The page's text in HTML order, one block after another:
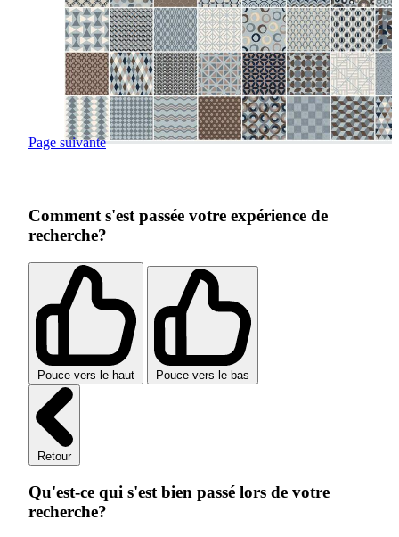
Page suivante
Comment s'est passée votre expérience de
recherche?
Pouce vers le haut Pouce vers le bas
Retour
Qu'est-ce qui s'est bien passé lors de votre
recherche?